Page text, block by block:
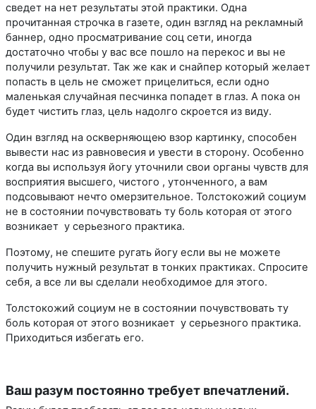
сведет на нет результаты этой практики. Одна
прочитанная строчка в газете, один взгляд на рекламный
баннер, одно просматривание соц сети, иногда
достаточно чтобы у вас все пошло на перекос и вы не
получили результат. Так же как и снайпер который желает
попасть в цель не сможет прицелиться, если одно
маленькая случайная песчинка попадет в глаз. А пока он
будет чистить глаз, цель надолго скроется из виду.
Один взгляд на оскверняющею взор картинку, способен
вывести нас из равновесия и увести в сторону. Особенно
когда вы используя йогу уточнили свои органы чувств для
восприятия высшего, чистого , утонченного, а вам
подсовывают нечто омерзительное. Толстокожий социум
не в состоянии почувствовать ту боль которая от этого
возникает у серьезного практика.
Поэтому, не спешите ругать йогу если вы не можете
получить нужный результат в тонких практиках. Спросите
себя, а все ли вы сделали необходимое для этого.
Толстокожий социум не в состоянии почувствовать ту
боль которая от этого возникает у серьезного практика.
Приходиться избегать его.
Ваш разум постоянно требует впечатлений.